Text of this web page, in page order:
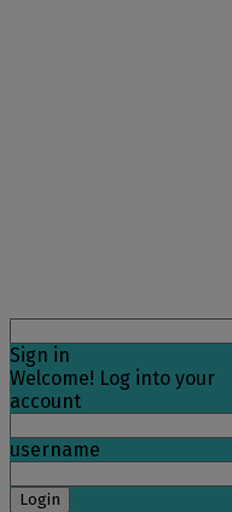
Sign in
Welcome! Log into your
account
username